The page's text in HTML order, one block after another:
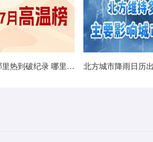
数据看今年7月哪里热到破纪录 哪里暑热连轴转